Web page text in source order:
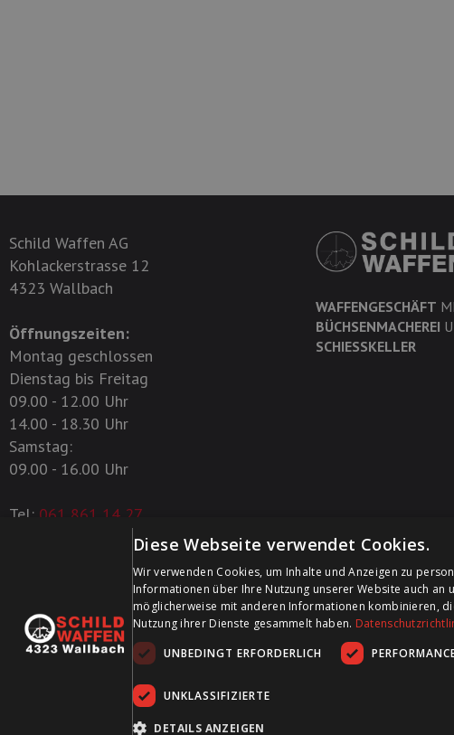
Schild Waffen AG
Kohlackerstrasse 12
4323 Wallbach
Öffnungszeiten:
Montag geschlossen
Dienstag bis Freitag
09.00 - 12.00 Uhr
14.00 - 18.30 Uhr
Samstag:
09.00 - 16.00 Uhr
Tel: 061 861 14 27
+41 61 861 14 27
+41 61 861 14 01
info@schildwaffen.ch
WAFFENGESCHÄFT
BÜCHSENMACHEREI
SCHIESSKELLER
Diese Webseite verwendet Cookies.
Wir verwenden Cookies, um Inhalte und Anzeigen zu
Informationen über Ihre Nutzung unserer Website auch
möglicherweise mit anderen Informationen kombinieren,
Nutzung ihrer Dienste gesammelt haben.
UNBEDINGT ERFORDERLICH
UNKLASSIFIZIERTE
DETAILS ANZEIGEN